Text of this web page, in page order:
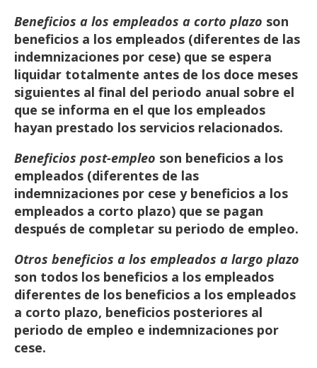
Beneficios a los empleados a corto plazo son
beneficios a los empleados (diferentes de las
indemnizaciones por cese) que se espera
liquidar totalmente antes de los doce meses
siguientes al final del periodo anual sobre el
que se informa en el que los empleados
hayan prestado los servicios relacionados.
Beneficios post-empleo son beneficios a los
empleados (diferentes de las
indemnizaciones por cese y beneficios a los
empleados a corto plazo) que se pagan
después de completar su periodo de empleo.
Otros beneficios a los empleados a largo plazo
son todos los beneficios a los empleados
diferentes de los beneficios a los empleados
a corto plazo, beneficios posteriores al
periodo de empleo e indemnizaciones por
cese.